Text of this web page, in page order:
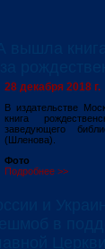
28 декабря 2018 г.
В издательстве
книга
заведующего
(Шленова).
Фото
Подробнее >>